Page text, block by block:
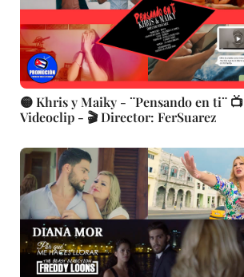
🟡 Khris y Maiky - ¨Pensando en ti¨ 📺
Videoclip - 🎬 Director: FerSuarez